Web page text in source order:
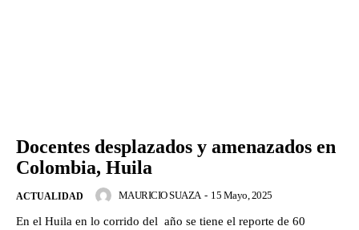
Docentes desplazados y amenazados en
Colombia, Huila
ACTUALIDAD MAURICIO SUAZA - 15 Mayo, 2025
En el Huila en lo corrido del año se tiene el reporte de 60